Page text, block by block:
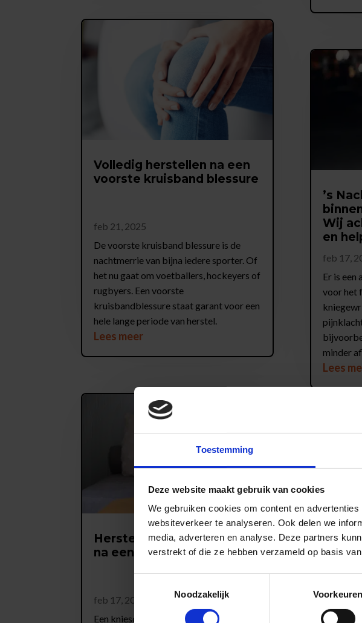
Toestemming
Deze website maakt gebruik van cookies
We gebruiken cookies om content en
websiteverkeer te analyseren. Ook delen we
media, adverteren en analyse. Deze partners
verstrekt of die ze hebben verzameld op basis
Noodzakelijk
Voorkeuren
Volledig herstellen na een
voorste kruisband blessure
feb 21, 2025
De voorste kruisband blessure is de
nachtmerrie van bijna iedere sporter. Of
het nu gaat om voetballers, hockeyers of
rugbyers. Een voorste
kruisbandblessure staat garant voor een
hele lange periode van herstel.
Lees meer
Herstel met fysiotherapie
na een knieschijf luxatie
feb 17, 2025
Een knieschijf luxatie is een erg
’s
Wij
en
feb 17,
Er is een
voor het
minder
Lees
Een